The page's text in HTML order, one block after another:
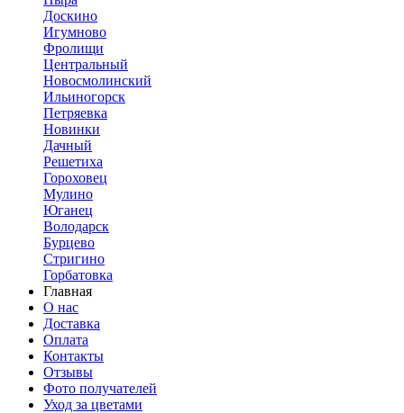
Доскино
Игумново
Фролищи
Центральный
Новосмолинский
Ильиногорск
Петряевка
Новинки
Дачный
Решетиха
Гороховец
Мулино
Юганец
Володарск
Бурцево
Стригино
Горбатовка
Главная
О нас
Доставка
Оплата
Контакты
Отзывы
Фото получателей
Уход за цветами